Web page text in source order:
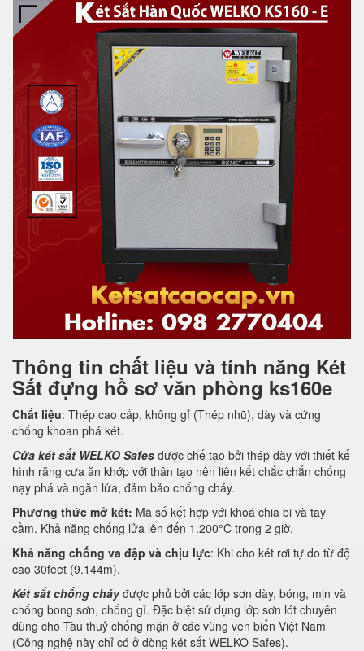
Thông tin chất liệu và tính năng Két
Sắt đựng hồ sơ văn phòng ks160e
Chất liệu: Thép cao cấp, không gỉ (Thép nhũ), dày và cứng
chống khoan phá két.
Cửa két sắt WELKO Safes được chế tạo bởi thép dày với thiết kế
hình răng cưa ăn khớp với thân tạo nên liên kết chắc chắn chống
nạy phá và ngăn lửa, đảm bảo chống cháy.
Phương thức mở két: Mã số kết hợp với khoá chia bi và tay
cầm. Khả năng chống lửa lên đến 1.200°C trong 2 giờ.
Khả năng chống va đập và chịu lực: Khi cho két rơi tự do từ độ
cao 30feet (9.144m).
Két sắt chống cháyđược phủ bởi các lớp sơn dày, bóng, mịn và
chống bong sơn, chống gỉ. Đặc biệt sử dụng lớp sơn lót chuyên
dùng cho Tàu thuỷ chống mặn ở các vùng ven biển Việt Nam
(Công nghệ này chỉ có ở dòng két sắt WELKO Safes).